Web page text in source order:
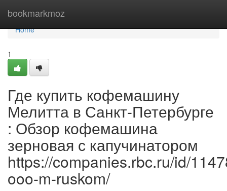
bookmarkmoz
Home
Home
1
Где купить кофемашину
Мелитта в Санкт-Петербурге
: Обзор кофемашина
зерновая с капучинатором
https://companies.rbc.ru/id/
ooo-m-ruskom/